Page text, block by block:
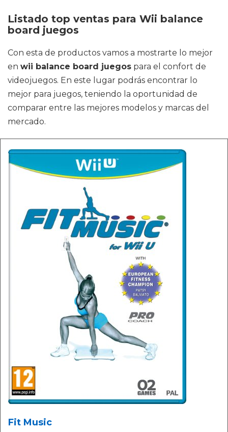
Listado top ventas para Wii balance
board juegos
Con esta de productos vamos a mostrarte lo mejor
en wii balance board juegos para el confort de
videojuegos. En este lugar podrás encontrar lo
mejor para juegos, teniendo la oportunidad de
comparar entre las mejores modelos y marcas del
mercado.
Fit Music